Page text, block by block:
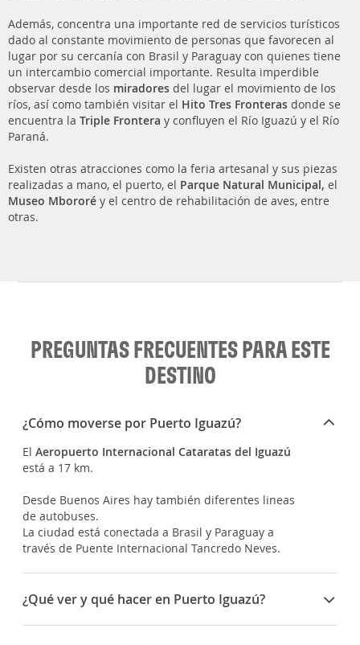
Además, concentra una importante red de servicios turísticos
dado al constante movimiento de personas que favorecen al
lugar por su cercanía con Brasil y Paraguay con quienes tiene
un intercambio comercial importante. Resulta imperdible
observar desde los miradores del lugar el movimiento de los
ríos, así como también visitar el Hito Tres Fronteras donde se
encuentra la Triple Frontera y confluyen el Río Iguazú y el Río
Paraná.
Existen otras atracciones como la feria artesanal y sus piezas
realizadas a mano, el puerto, el Parque Natural Municipal, el
Museo Mbororé y el centro de rehabilitación de aves, entre
otras.
PREGUNTAS FRECUENTES PARA ESTE
DESTINO
¿Cómo moverse por Puerto Iguazú?
El Aeropuerto Internacional Cataratas del Iguazú
está a 17 km.
Desde Buenos Aires hay también diferentes lineas
de autobuses.
La ciudad está conectada a Brasil y Paraguay a
través de Puente Internacional Tancredo Neves.
¿Qué ver y qué hacer en Puerto Iguazú?
Seguramente el mayor atractivo de la zona son las